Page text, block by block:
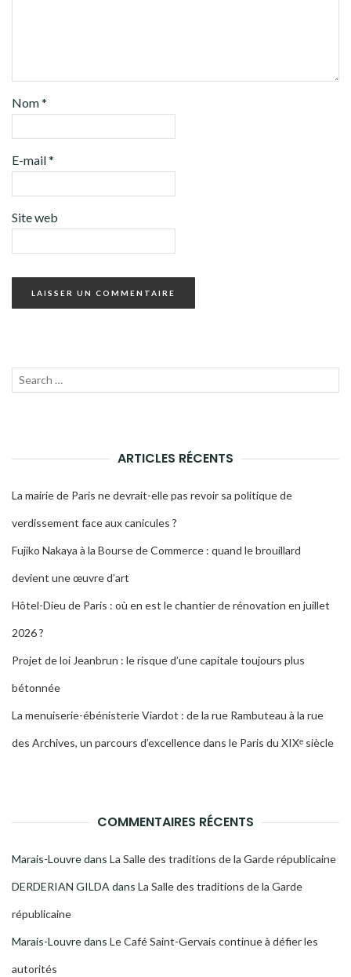
Nom*
E-mail*
Site web
Recherche
ARTICLES RÉCENTS
La mairie de Paris ne devrait-elle pas revoir sa politique de
verdissement face aux canicules ?
Fujiko Nakaya à la Bourse de Commerce : quand le brouillard
devient une œuvre d’art
Hôtel-Dieu de Paris : où en est le chantier de rénovation en juillet
2026 ?
Projet de loi Jeanbrun : le risque d’une capitale toujours plus
bétonnée
La menuiserie-ébénisterie Viardot : de la rue Rambuteau à la rue
des Archives, un parcours d’excellence dans le Paris du XIXᵉ siècle
COMMENTAIRES RÉCENTS
Marais-Louvredans La Salle des traditions de la Garde républicaine
DERDERIAN GILDA dans La Salle des traditions de la Garde
républicaine
Marais-Louvredans Le Café Saint-Gervais continue à défier les
autorités